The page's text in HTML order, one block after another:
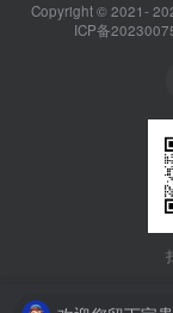
Copyright © 2021-
ICP备